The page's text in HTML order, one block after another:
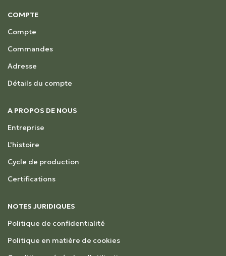
COMPTE
Compte
Commandes
Adresse
Détails du compte
A PROPOS DE NOUS
Entreprise
L'histoire
Cycle de production
Certifications
NOTES JURIDIQUES
Politique de confidentialité
Politique en matière de cookies